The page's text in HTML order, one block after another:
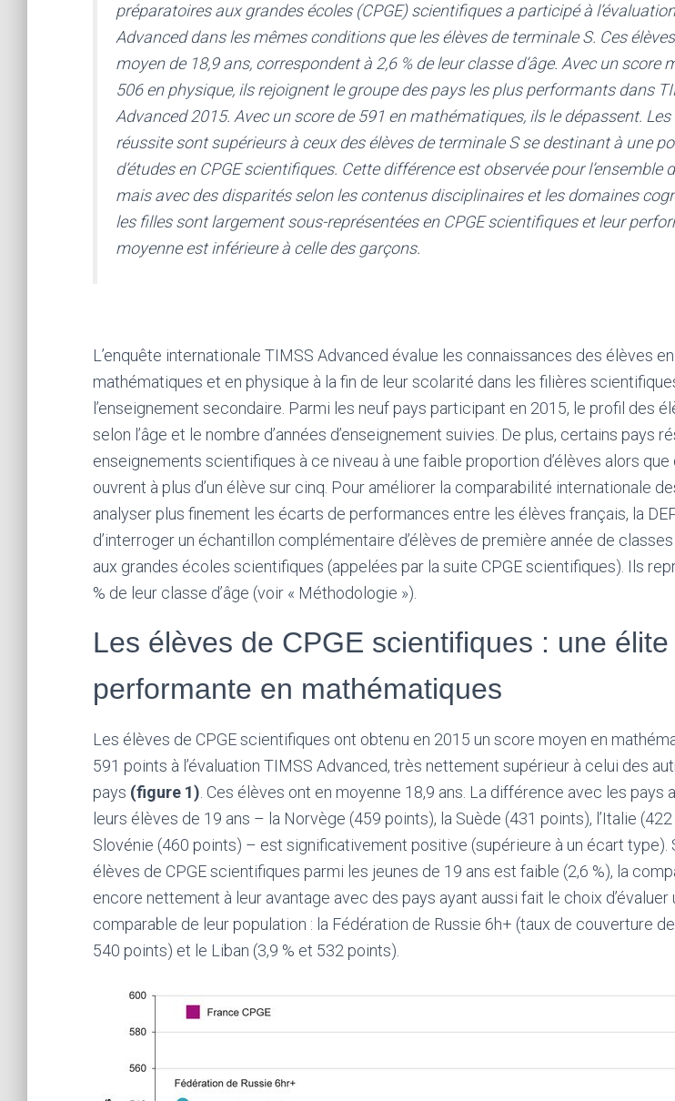
préparatoires aux grandes écoles (CPGE) scientifiques a participé à
Advanced dans les mêmes conditions que les élèves de terminale S. Ces
moyen de 18,9 ans, correspondent à 2,6 % de leur classe d’âge. Avec un score
506 en physique, ils rejoignent le groupe des pays les plus performants dans
Advanced 2015. Avec un score de 591 en mathématiques, ils le dépassent.
réussite sontsupérieurs à ceux des élèves de terminale S se destinant à une
d’études en CPGE scientifiques. Cette différence est observée pour l’ensemble
mais avec des disparités selon les contenus disciplinaires et les domaines
les filles sont largement sous-représentées en CPGE scientifiques et leur
moyenne est inférieure à celle des garçons.
L’enquête internationale TIMSS Advanced évalue les connaissances des élèves en
mathématiques et en physique à la fin de leur scolarité dans les filières
l’enseignement secondaire. Parmi les neuf pays participant en 2015, le profil des
selon l’âge et le nombre d’années d’enseignement suivies. De plus, certains pays
enseignements scientifiques à ce niveau à une faible proportion d’élèves alors que
ouvrent à plus d’un élève sur cinq. Pour améliorer la comparabilité internationale
analyser plus finement les écarts de performances entre les élèves français, la
d’interroger un échantillon complémentaire d’élèves de première année de
aux grandes écoles scientifiques (appelées par la suite CPGE scientifiques). Ils
% de leur classe d’âge (voir « Méthodologie »).
Les élèves de CPGE scientifiques : une élite
performante en mathématiques
Les élèves de CPGE scientifiques ont obtenu en 2015 un score moyen en
591 points à l’évaluation TIMSS Advanced, très nettement supérieur à celui des
pays (figure 1) . Ces élèves ont en moyenne 18,9 ans. La différence avec les pays
leurs élèves de 19 ans – la Norvège (459 points), la Suède (431 points), l’Italie
Slovénie (460 points) – est significativement positive (supérieure à un écart type).
élèves de CPGE scientifiques parmi les jeunes de 19 ans est faible (2,6 %), la
encore nettement à leur avantage avec des pays ayant aussi fait le choix d’évaluer
comparable de leur population : la Fédération de Russie 6h+ (taux de couverture
540 points) et le Liban (3,9 % et 532 points).